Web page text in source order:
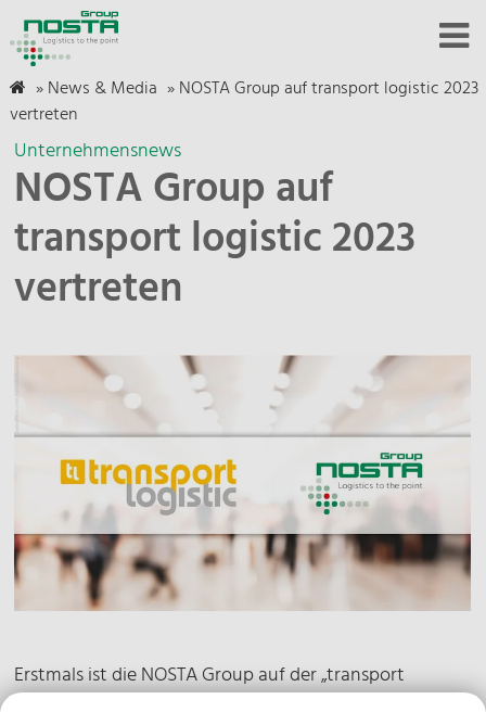
»News & Media »NOSTA Group auf transport logistic 2023
vertreten
Unternehmensnews
NOSTA Group auf
transport logistic 2023
vertreten
Erstmals ist die NOSTA Group auf der „transport